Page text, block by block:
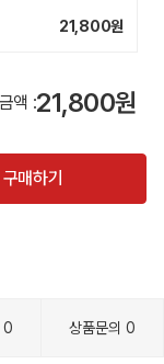
21,800원
액 :21,800원
구매하기
0 상품문의0